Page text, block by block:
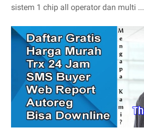
sistem 1 chip all operator dan multi ...